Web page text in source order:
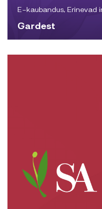
E-kaubandus, Erinevad
Gardest